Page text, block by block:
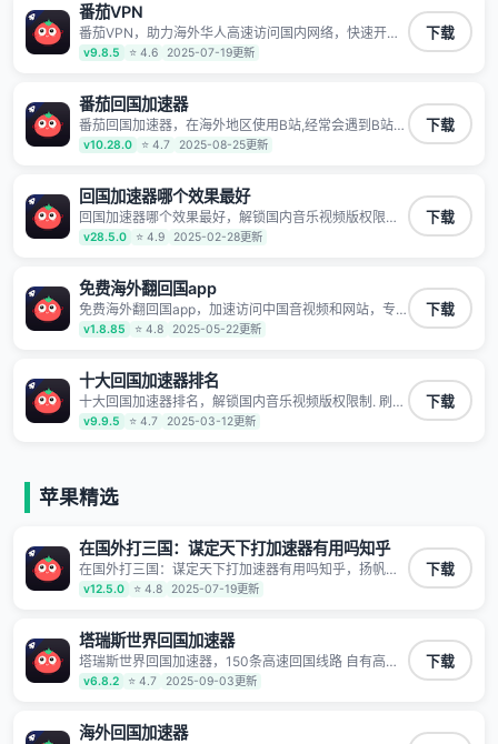
TV、西瓜视频、QQ音乐、网易云音乐、酷狗音乐、YY
等主流网站应用解除限制，带你穿梭加速回国。目前已
有上百万用户，用户整体好评95%以上，一对一在线客
服支持，保障你的使用体验。
番茄VPN
番茄VPN，助力海外华人高速访问国内网络，快速开启
国内各直播平台,解决国内视频、音乐卡顿问题；更能加
速海量国服游戏，超低延迟稳定不掉线,畅享国内网络！
v9.8.5 ⭐ 4.6 2025-07-19更新
下载
番茄回国加速器
番茄回国加速器，在海外地区使用B站,经常会遇到B站地
区版权限制/网络IP屏蔽,缓冲卡顿等问题,使用我们的哔
哩哔哩专用回国VPN,可加速解决各类网络问题,一键网络
7*24小时服务。
v10.28.0 ⭐ 4.7 2025-08-25更新
下载
回国加速器哪个效果最好
回国加速器哪个效果最好，解锁国内音乐视频版权限制.
刷剧不卡，高清秒开. 有效降低国服游戏延迟. 提升国内
主流应用访问速度 ; 独创加速黑科技 · 海量边缘. 动态多
v28.5.0 ⭐ 4.9 2025-02-28更新
下载
免费海外翻回国app
免费海外翻回国app，加速访问中国音视频和网站，专
业回国加速器，帮你加速访问优酷、bilibili、腾讯视频、
爱奇艺等，加速国服游戏，例如原神、阴阳师、和平精
明日方舟、战双帕弥什、sky光·遇、另一个伊甸园等国
内各种服务,回国加速器致力于帮助海外华人和留学生、
港澳台地区用户提供最好的回国游戏和音乐视频加速服
务，可以在海外或港澳台地区流畅加速国服游戏和音视
等主流网站应用解除限制，带你穿梭加速回国。目前已
有上百万用户，用户整体好评95%以上，一对一在线客
v1.8.85 ⭐ 4.8 2025-05-22更新
下载
十大回国加速器排名
十大回国加速器排名，解锁国内音乐视频版权限制. 刷剧
不卡，高清秒开. 有效降低国服游戏延迟. 提升国内主流
应用访问速度 ; 独创加速黑科技 · 海量边缘. 动态多线. 智
v9.9.5 ⭐ 4.7 2025-03-12更新
下载
苹果精选
在国外打三国：谋定天下打加速器有用吗知乎
在国外打三国：谋定天下打加速器有用吗知乎，扬帆回
国,快人一步 1100万海外华人都在用的音乐视频回国加
速器 Android iOS Windows Mac TV VIP 支持多种加速
点,解锁加速腾讯视频、爱奇艺、哔哩哔哩和优酷视频,在
国外也能畅快追剧!
v12.5.0 ⭐ 4.8 2025-07-19更新
下载
塔瑞斯世界回国加速器
塔瑞斯世界回国加速器，150条高速回国线路 自有高速
中转节点 无需注册 一键连接 提供高速线路 应用内直达
视频音乐app,快人一步 应用模式 App互不干扰 不间断的
泄露 阻止第三方对数据进行窃取和监听
v6.8.2 ⭐ 4.7 2025-09-03更新
下载
海外回国加速器